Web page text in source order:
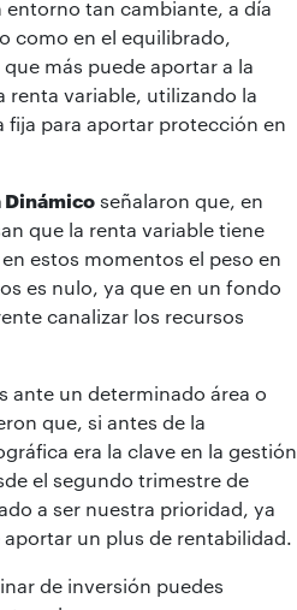
tan cambiante, a día
como en el equilibrado,
más puede aportar a la
renta variable, utilizando la
fija para aportar protección en
Dinámico señalaron que, en
que la renta variable tiene
estos momentos el peso en
es nulo, ya que en un fondo
canalizar los recursos
ante un determinado área o
que, si antes de la
era la clave en la gestión
el segundo trimestre de
a ser nuestra prioridad, ya
un plus de rentabilidad.
de inversión puedes